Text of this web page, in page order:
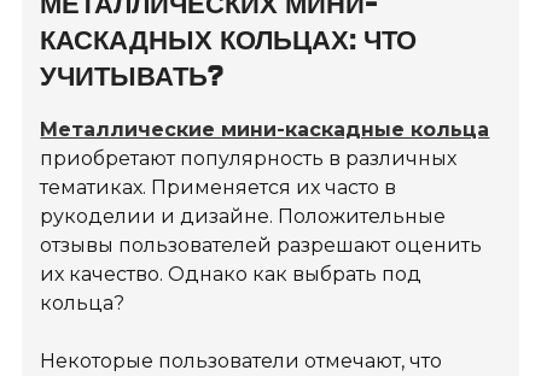
КАСКАДНЫХ КОЛЬЦАХ: ЧТО
УЧИТЫВАТЬ?
Металлические мини-каскадные кольца
приобретают популярность в различных
тематиках. Применяется их часто в
рукоделии и дизайне. Положительные
отзывы пользователей разрешают оценить
их качество. Однако как выбрать под
кольца?
Некоторые пользователи отмечают, что